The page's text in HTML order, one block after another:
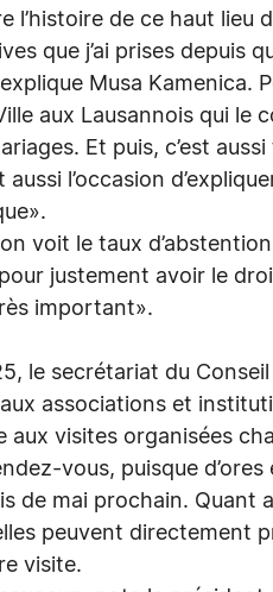
l’histoire de ce haut lieu
que j’ai prises depuis
Musa Kamenica.
aux Lausannois qui le
Et puis, c’est
aussi l’occasion
on voit le taux
justement avoir le
important».
le secrétariat du
associations et
aux visites organisées
vous, puisque
de mai prochain. Quant
peuvent directement
visite.